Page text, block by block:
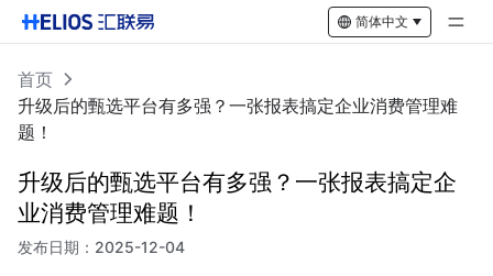
简体中文
首页
升级后的甄选平台有多强？一张报表搞定企业消费管理难
题！
升级后的甄选平台有多强？一张报表搞定企
业消费管理难题！
发布日期： 2025-12-04